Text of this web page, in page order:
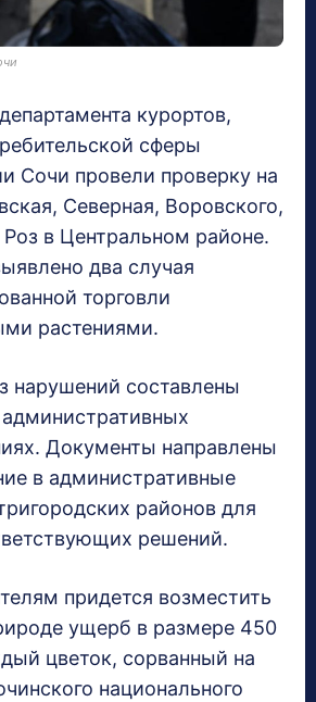
курортов,
сферы
Сочи провели проверку на
Северная, Воровского,
Роз в Центральном районе.
два случая
торговли
растениями.
нарушений составлены
Документы направлены
в административные
районов для
решений.
придется возместить
ущерб в размере 450
цветок, сорванный на
национального